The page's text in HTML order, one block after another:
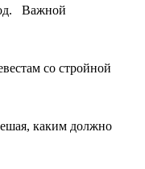
Важной
со стройной
каким должно